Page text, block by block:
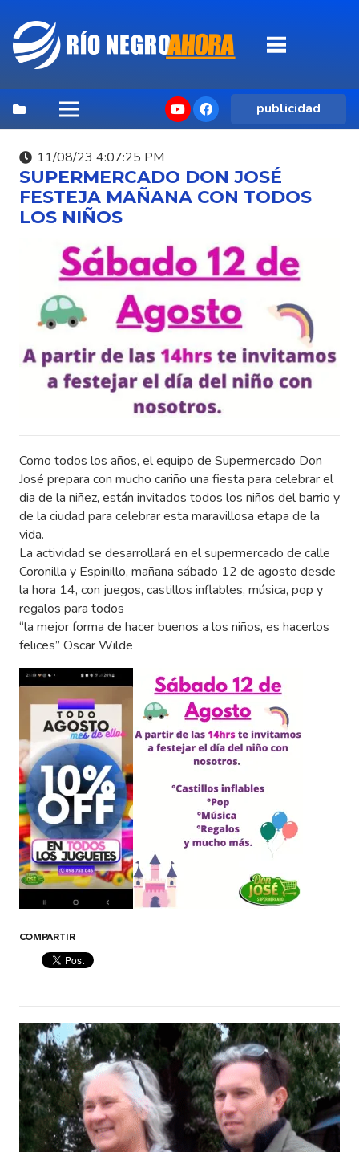
publicidad
11/08/23 4:07:25 PM
SUPERMERCADO DON JOSÉ
FESTEJA MAÑANA CON TODOS
LOS NIÑOS
Como todos los años, el equipo de Supermercado Don
José prepara con mucho cariño una fiesta para celebrar el
dia de la niñez, están invitados todos los niños del barrio y
de la ciudad para celebrar esta maravillosa etapa de la
vida.
La actividad se desarrollará en el supermercado de calle
Coronilla y Espinillo, mañana sábado 12 de agosto desde
la hora 14, con juegos, castillos inflables, música, pop y
regalos para todos
“la mejor forma de hacer buenos a los niños, es hacerlos
felices” Oscar Wilde
COMPARTIR